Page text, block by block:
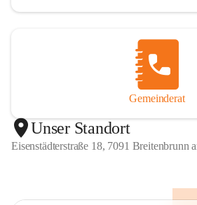
Gemeinderat
Unser Standort
Eisenstädterstraße 18, 7091 Breitenbrunn